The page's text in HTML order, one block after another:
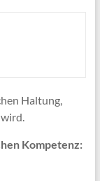
Haltung,
Kompetenz: